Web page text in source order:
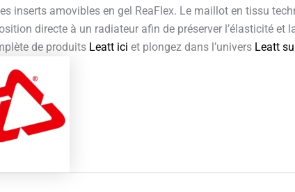
inserts amovibles en gel ReaFlex. Le maillot en tissu
directe à un radiateur afin de préserver l’élasticité et
de produits Leatt ici et plongez dans l’univers Leatt